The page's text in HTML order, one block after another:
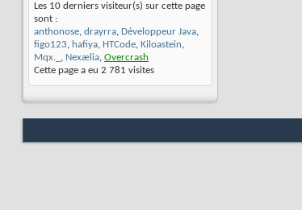
Les 10 derniers visiteur(s) sur cette page
sont :
anthonose, drayrra, Développeur Java,
figo123, hafiya, HTCode, Kiloastein,
Mqx._ , Nexælia, Overcrash
Cette page a eu 2 781 visites